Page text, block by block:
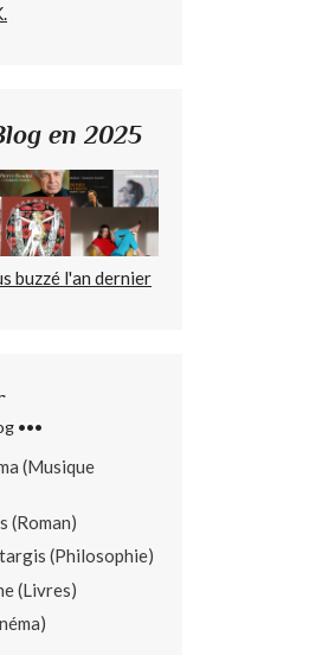
en 2025
buzzé l'an dernier
•••
(Musique
(Roman)
(Philosophie)
(Livres)